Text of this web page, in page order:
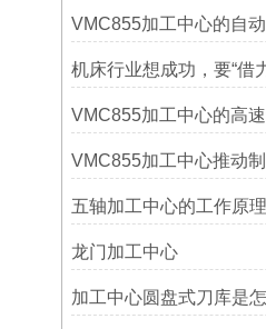
龙门加工中心